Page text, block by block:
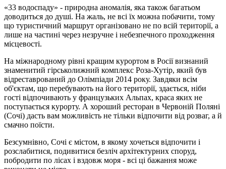
«33 водоспаду» - природна аномалія, яка також багатьом
доводиться до душі. На жаль, не всі їх можна побачити, тому
що туристичний маршрут організовано не по всій території, а
лише на частині через незручне і небезпечного проходження
місцевості.
На міжнародному рівні кращим курортом в Росії визнаний
знаменитий гірськолижний комплекс Роза-Хутір, який був
відреставрований до Олімпіади 2014 року. Завдяки всім
об'єктам, що перебувають на його території, здається, ніби
гості відпочивають у французьких Альпах, краса яких не
поступається курорту. А хороший ресторан в Червоній Поляні
(Сочі) дасть вам можливість не тільки відпочити від розваг, а й
смачно поїсти.
Безсумнівно, Сочі є містом, в якому хочеться відпочити і
розслабитися, подивитися безліч архітектурних споруд,
побродити по лісах і вздовж моря - всі ці бажання може